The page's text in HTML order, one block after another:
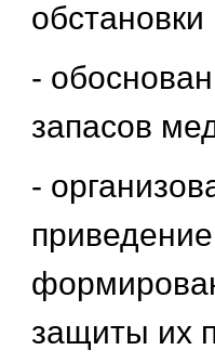
обстановки
-
запасов
-
защиты их